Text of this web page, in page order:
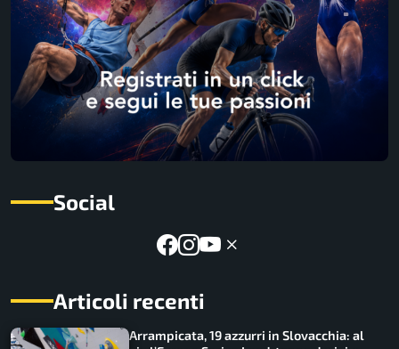
Social
Articoli recenti
Arrampicata, 19 azzurri in Slovacchia: al